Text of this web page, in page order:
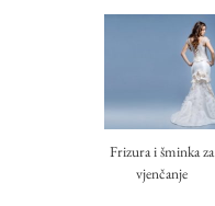
Frizura i šminka za
vjenčanje